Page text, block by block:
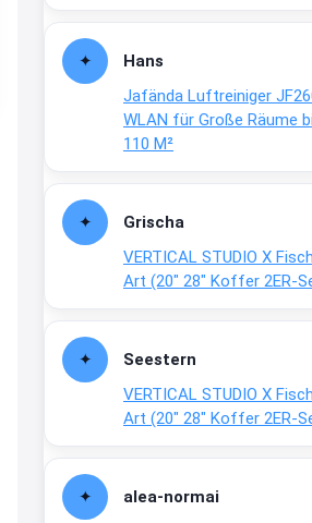
Hans
Jafända Luftreiniger
WLAN für Große Räume
110 M²
Grischa
VERTICAL STUDIO X
Art (20″ 28″ Koffer 2ER-
Seestern
VERTICAL STUDIO X
Art (20″ 28″ Koffer 2ER-
alea-normai
Fielmann-Blinkis
www.fielmann-
group.com/blinkis...
13:44
dich zu sehen, alles
15:01
An 01.08. /
/ max. 15.000